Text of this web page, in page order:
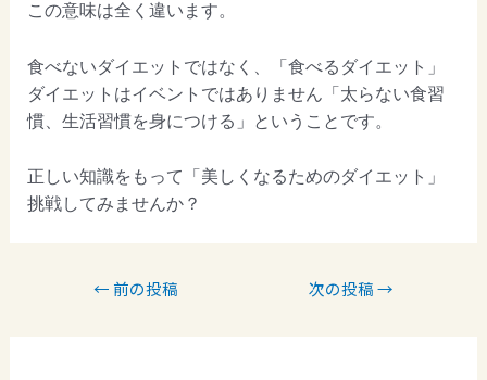
この意味は全く違います。
食べないダイエットではなく、「食べるダイエット」
ダイエットはイベントではありません「太らない食習
慣、生活習慣を身につける」ということです。
正しい知識をもって「美しくなるためのダイエット」
挑戦してみませんか？
← 前の投稿 次の投稿→